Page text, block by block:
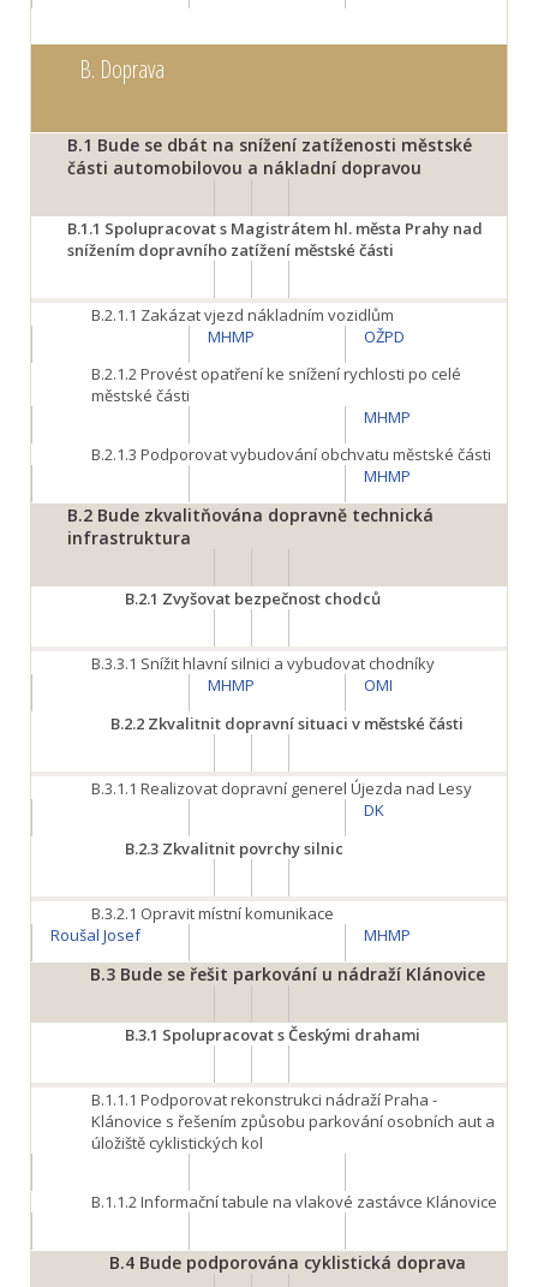
B. Doprava
B.1 Bude se dbát na snížení zatíženosti městské
části automobilovou a nákladní dopravou
B.1.1 Spolupracovat s Magistrátem hl. města Prahy nad
snížením dopravního zatížení městské části
B.2.1.1 Zakázat vjezd nákladním vozidlům
MHMP
OŽPD
B.2.1.2Provést opatření ke snížení rychlosti po celé
městské části
MHMP
B.2.1.3 Podporovat vybudování obchvatu městské části
MHMP
B.2 Bude zkvalitňována dopravně technická
infrastruktura
B.2.1 Zvyšovat bezpečnost chodců
B.3.3.1 Snížit hlavní silnici a vybudovat chodníky
MHMP
OMI
B.2.2 Zkvalitnit dopravní situaci v městské části
B.3.1.1 Realizovat dopravní generel Újezda nad Lesy
DK
B.2.3 Zkvalitnit povrchy silnic
B.3.2.1 Opravit místní komunikace
Roušal Josef
MHMP
B.3Bude se řešit parkování u nádraží Klánovice
B.3.1 Spolupracovat s Českými drahami
B.1.1.1 Podporovat rekonstrukci nádraží Praha -
Klánovice s řešením způsobu parkování osobních aut a
úložiště cyklistických kol
B.1.1.2 Informační tabule na vlakové zastávce Klánovice
B.4Bude podporována cyklistická doprava